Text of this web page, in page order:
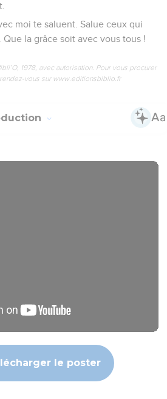
moi te saluent. Salue ceux qui
la grâce soit avec vous tous !
1978, avec autorisation. Pour vous procurer
vous sur www.editionsbiblio.fr
le poster